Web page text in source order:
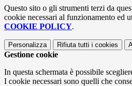
Questo sito o gli strumenti terzi da
cookie necessari al funzionamento ed
COOKIE POLICY.
Personalizza Rifiuta tutti i cookies
Gestione cookie
In questa schermata è possibile
I cookie necessari sono quelli che